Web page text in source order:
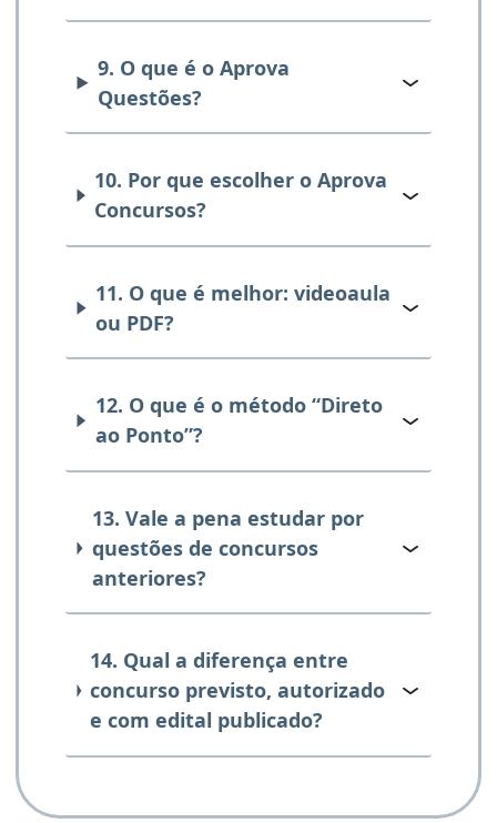
9. O que é o Aprova
Questões?
10. Por que escolher o Aprova
Concursos?
11. O que é melhor: videoaula
ou PDF?
12. O que é o método “Direto
ao Ponto”?
13. Vale a pena estudar por
questões de concursos
anteriores?
14. Qual a diferença entre
concurso previsto, autorizado
e com edital publicado?